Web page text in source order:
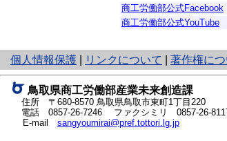
商工労働部公式Facebook
商工労働部公式YouTube
個人情報保護
と
り
ネ
ッ
ト
へ
リンクについて 著作権につ
鳥取県商工労働部産業未来創造課
住所 〒680-8570 鳥取県鳥取市東町1丁目220
電話 0857-26-7246 ファクシミリ 0857-26-
E-mail sangyoumirai@pref.tottori.lg.jp